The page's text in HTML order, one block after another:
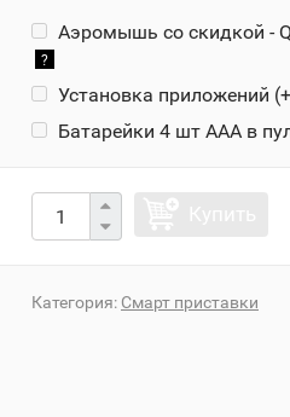
Аэромышь со скидкой -
?
Установка приложений (+
Батарейки 4 шт ААА в
Категория: Смарт приставки